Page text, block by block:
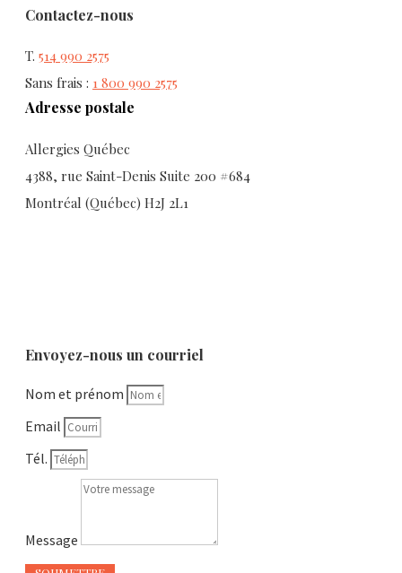
Contactez-nous
T. 514 990 2575
Sans frais : 1 800 990 2575
Adresse postale
Allergies Québec
4388, rue Saint-Denis Suite 200 #684
Montréal (Québec) H2J 2L1
Envoyez-nous un courriel
Nom et prénom
Email
Tél.
Message